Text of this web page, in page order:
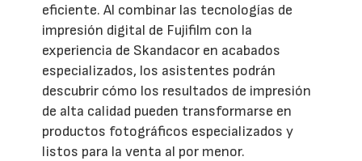
eficiente. Al combinar las tecnologías de
impresión digital de Fujifilm con la
experiencia de Skandacor en acabados
especializados, los asistentes podrán
descubrir cómo los resultados de impresión
de alta calidad pueden transformarse en
productos fotográficos especializados y
listos para la venta al por menor.